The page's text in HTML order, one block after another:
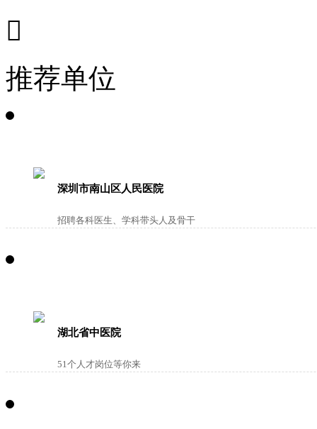

推荐单位
深圳市南山区人民医院
招聘各科医生、学科带头人及骨干
湖北省中医院
51个人才岗位等你来